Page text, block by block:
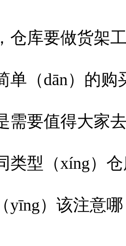
仓库要做货架
单（dān）的
需要值得大家
类型（xíng）
yīng）该注意